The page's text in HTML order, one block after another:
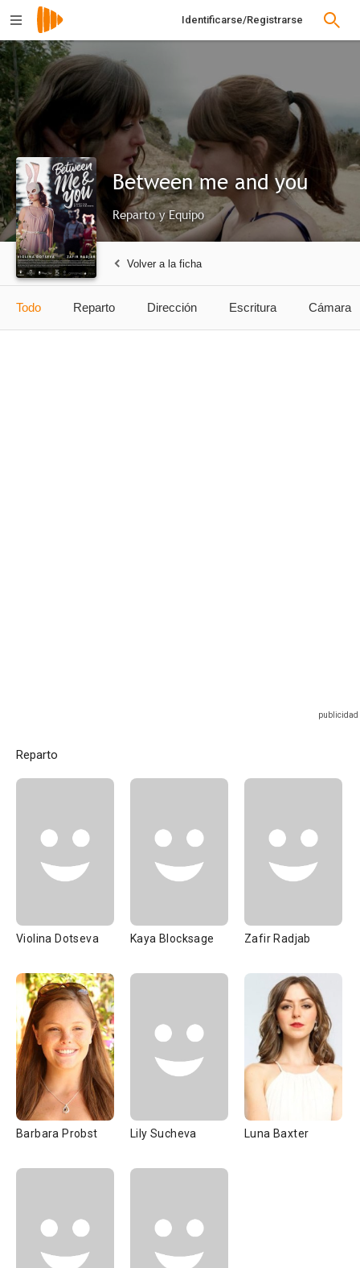
Identificarse/Registrarse
Between me and you
Reparto y Equipo
Volver a la ficha
Todo Reparto Dirección Escritura Cámara
Reparto
Violina Dotseva Kaya Blocksage Zafir Radjab
Barbara Probst Lily Sucheva Luna Baxter